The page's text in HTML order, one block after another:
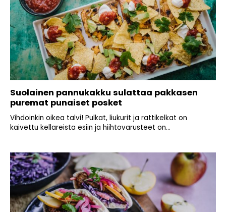
Suolainen pannukakku sulattaa pakkasen
puremat punaiset posket
Vihdoinkin oikea talvi! Pulkat, liukurit ja rattikelkat on
kaivettu kellareista esiin ja hiihtovarusteet on...